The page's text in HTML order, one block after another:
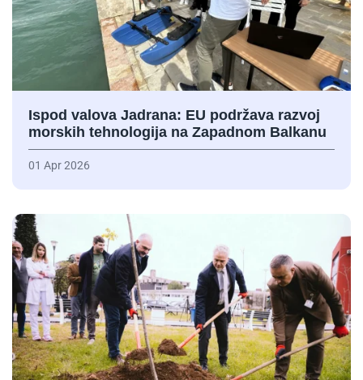
Ispod valova Jadrana: EU podržava razvoj
morskih tehnologija na Zapadnom Balkanu
01 Apr 2026